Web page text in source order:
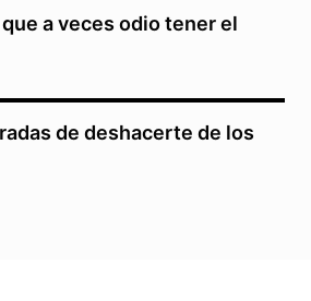
a veces odio tener el
de deshacerte de los